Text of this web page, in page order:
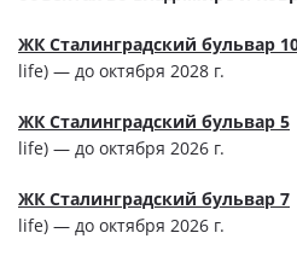
ЖК Сталинградский бульвар
life) — до октября 2028 г.
ЖК Сталинградский бульвар 5
life) — до октября 2026 г.
ЖК Сталинградский бульвар 7
life) — до октября 2026 г.